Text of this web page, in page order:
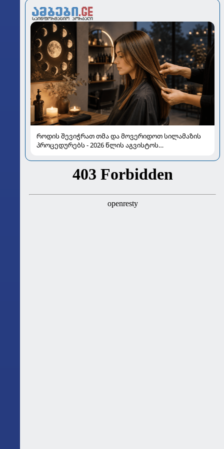
როდის შევიჭრათ თმა და მოვერიდოთ სილამაზის
პროცედურებს - 2026 წლის აგვისტოს